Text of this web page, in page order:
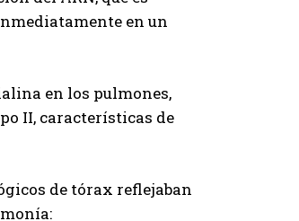
en un
en los pulmones,
II, características de
de tórax reflejaban